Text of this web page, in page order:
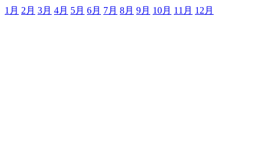
1月 2月 3月 4月 5月 6月 7月 8月 9月 10月 11月 12月